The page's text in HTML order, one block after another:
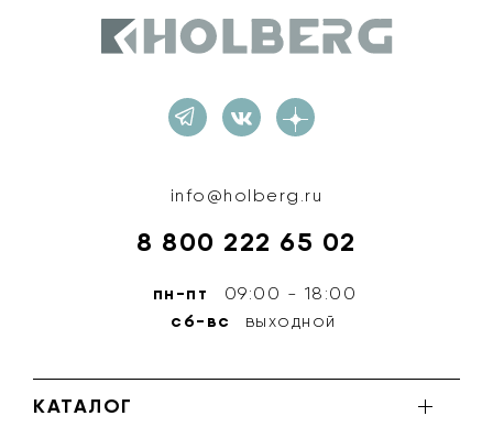
info@holberg.ru
8 800 222 65 02
пн-пт 09:00 - 18:00
сб-вс выходной
КАТАЛОГ